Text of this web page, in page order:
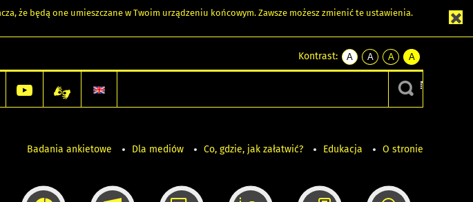
że będą one umieszczane w Twoim urządzeniu końcowym. Zawsze możesz zmienić te ustawienia.
Kontrast:
A
kontrast
A
kontrast
czarnym
A
kontrast
żółty
tekst
czarnym
A
kontrast
czarny
tekst
żółtym
Badania ankietowe Dla mediów Co, gdzie, jak załatwić? Edukacja O stronie